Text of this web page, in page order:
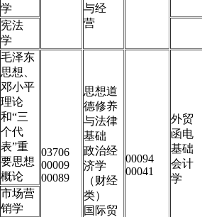
与经
营
学
宪法
学
毛泽东
思想、
邓小平
理论
和“三
个代
表”重
要思想
概论
03706
00009
00089
思想道
德修养
与法律
基础
政治经
济学
（财经
类）
国际贸
00094
00041
外贸
函电
基础
会计
学
市场营
销学